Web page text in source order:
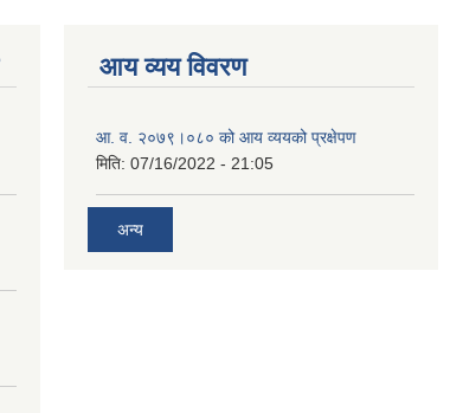
आय व्यय विवरण
आ. व. २०७९।०८० को आय व्ययको प्रक्षेपण
मिति: 07/16/2022 - 21:05
अन्य